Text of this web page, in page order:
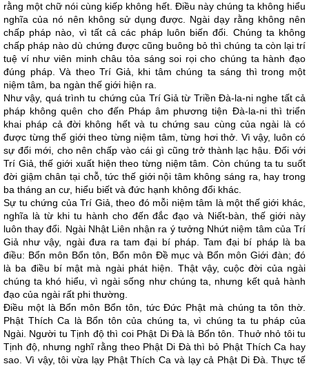
rằng một chữ nói cùng kiếp không hết. Điều này chúng ta không hiểu
nghĩa của nó nên không sử dụng được. Ngài dạy rằng không nên
chấp pháp nào, vì tất cả các pháp luôn biến đổi. Chúng ta không
chấp pháp nào dù chứng được cũng buông bỏ thì chúng ta còn lại trí
tuệ ví như viên minh châu tỏa sáng soi rọi cho chúng ta hành đạo
đúng pháp. Và theo Trí Giả, khi tâm chúng ta sáng thì trong một
niệm tâm, ba ngàn thế giới hiện ra.
Như vậy, quá trình tu chứng của Trí Giả từ Triền Đà-la-ni nghe tất cả
pháp không quên cho đến Pháp âm phương tiện Đà-la-ni thì triển
khai pháp cả đời không hết và tu chứng sau cùng của ngài là có
được từng thế giới theo từng niệm tâm, từng hơi thở. Vì vậy, luôn có
sự đổi mới, cho nên chấp vào cái gì cũng trở thành lạc hậu. Đối với
Trí Giả, thế giới xuất hiện theo từng niệm tâm. Còn chúng ta tu suốt
đời giậm chân tại chỗ, tức thế giới nội tâm không sáng ra, hay trong
ba tháng an cư, hiểu biết và đức hạnh không đổi khác.
Sự tu chứng của Trí Giả, theo đó mỗi niệm tâm là một thế giới khác,
nghĩa là từ khi tu hành cho đến đắc đạo và Niết-bàn, thế giới này
luôn thay đổi. Ngài Nhật Liên nhận ra ý tưởng Nhứt niệm tâm của Trí
Giả như vậy, ngài đưa ra tam đại bí pháp. Tam đại bí pháp là ba
điều: Bổn môn Bổn tôn, Bổn môn Đề mục và Bổn môn Giới đàn; đó
là ba điều bí mật mà ngài phát hiện. Thật vậy, cuộc đời của ngài
chúng ta khó hiểu, vì ngài sống như chúng ta, nhưng kết quả hành
đạo của ngài rất phi thường.
Điều một là Bổn môn Bổn tôn, tức Đức Phật mà chúng ta tôn thờ.
Phật Thích Ca là Bổn tôn của chúng ta, vì chúng ta tu pháp của
Ngài. Người tu Tịnh độ thì coi Phật Di Đà là Bổn tôn. Thuở nhỏ tôi tu
Tịnh độ, nhưng nghĩ rằng theo Phật Di Đà thì bỏ Phật Thích Ca hay
sao. Vì vậy, tôi vừa lạy Phật Thích Ca và lạy cả Phật Di Đà. Thực tế